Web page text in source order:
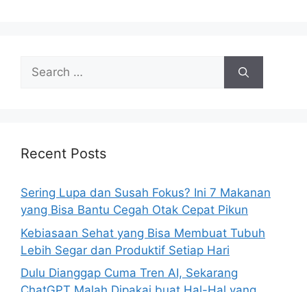
h
r
:
Recent Posts
Sering Lupa dan Susah Fokus? Ini 7 Makanan
yang Bisa Bantu Cegah Otak Cepat Pikun
Kebiasaan Sehat yang Bisa Membuat Tubuh
Lebih Segar dan Produktif Setiap Hari
Dulu Dianggap Cuma Tren AI, Sekarang